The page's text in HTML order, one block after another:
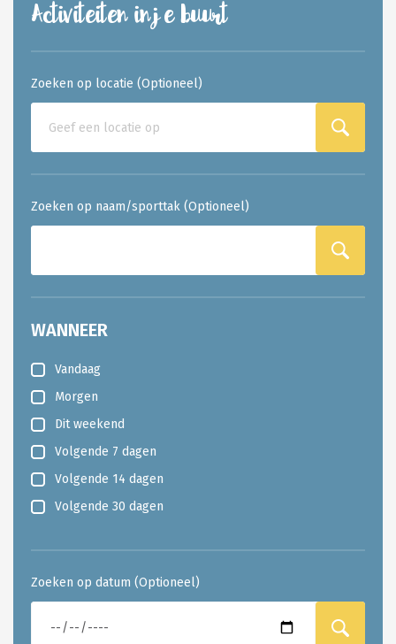
Activiteiten in je buurt
Zoeken op locatie (Optioneel)
Zoeken op naam/sporttak (Optioneel)
WANNEER
Vandaag
Morgen
Dit weekend
Volgende 7 dagen
Volgende 14 dagen
Volgende 30 dagen
Zoeken op datum (Optioneel)